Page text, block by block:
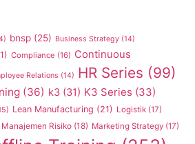
bnsp (25) Business Strategy (14)
Compliance (16) Continuous
Relations (14) HR Series (99)
(36) k3 (31) K3 Series (33)
Lean Manufacturing (21) Logistik (17)
Manajemen Risiko (18) Marketing Strategy (17)